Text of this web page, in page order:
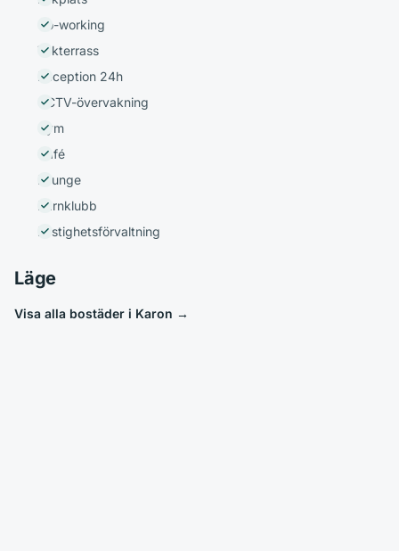
Co-working
Takterrass
Reception 24h
CCTV-övervakning
Gym
Café
Lounge
Barnklubb
Fastighetsförvaltning
Läge
Visa alla bostäder i Karon →